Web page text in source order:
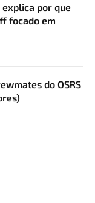
por que
focado em
do OSRS